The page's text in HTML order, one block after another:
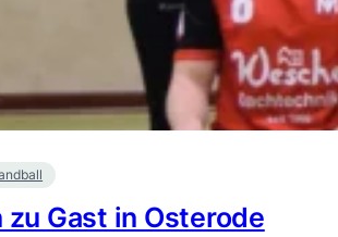
zu Gast in Osterode